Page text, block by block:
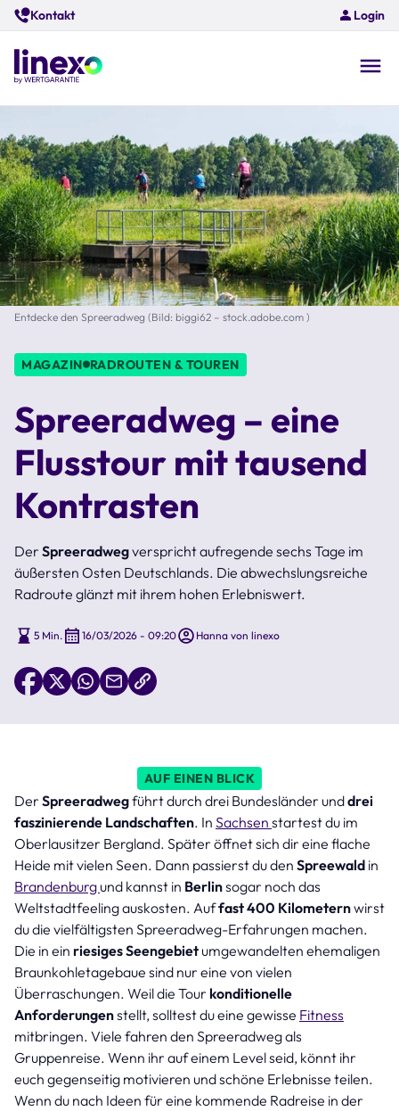
Skip
to
main
content
Kontakt Login
Entdecke den Spreeradweg (Bild: biggi62 – stock.adobe.com )
MAGAZIN RADROUTEN & TOUREN
Spreeradweg – eine
Flusstour mit tausend
Kontrasten
Der Spreeradwegverspricht aufregende sechs Tage im
äußersten Osten Deutschlands. Die abwechslungsreiche
Radroute glänzt mit ihrem hohen Erlebniswert.
5 Min. 16/03/2026 - 09:20 Hanna von linexo
AUF EINEN BLICK
Der Spreeradwegführt durch drei Bundesländer unddrei
faszinierende Landschaften. In Sachsen startest du im
Oberlausitzer Bergland. Später öffnet sich dir eine flache
Heide mit vielen Seen. Dann passierst du den Spreewald in
Brandenburg und kannst in Berlinsogar noch das
Weltstadtfeeling auskosten. Auffast 400 Kilometernwirst
du die vielfältigsten Spreeradweg-Erfahrungen machen.
Die in ein riesiges Seengebiet umgewandelten ehemaligen
Braunkohletagebaue sind nur eine von vielen
Überraschungen. Weil die Tour konditionelle
Anforderungenstellt, solltest du eine gewisse Fitness
mitbringen. Viele fahren den Spreeradweg als
Gruppenreise. Wenn ihr auf einem Level seid, könnt ihr
euch gegenseitig motivieren und schöne Erlebnisse teilen.
Wenn du nach Ideen für eine kommende Radreise in der